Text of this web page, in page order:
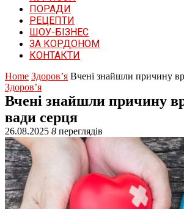
ПОРАДИ
РЕЦЕПТИ
ШОУ-БІЗНЕС
ЗА КОРДОНОМ
КОНТАКТИ
Home Здоров’я Вчені знайшли причину
Здоров’я
Вчені знайшли причину
вади серця
26.08.2025 8 переглядів